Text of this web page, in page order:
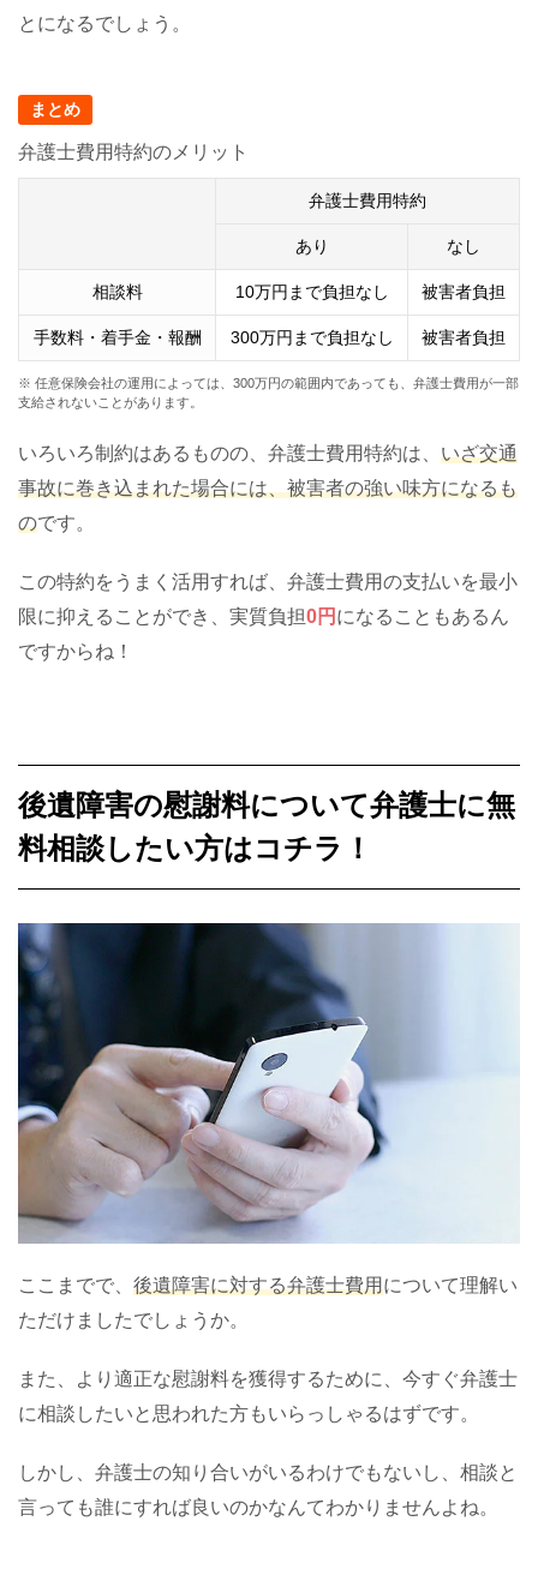
とになるでしょう。
まとめ
弁護士費用特約のメリット
弁護士費用特約
あり なし
相談料 10万円まで負担なし 被害者負担
手数料・着手金・報酬 300万円まで負担なし 被害者負担
※ 任意保険会社の運用によっては、300万円の範囲内であっても、弁護士費用が一部
支給されないことがあります。
いろいろ制約はあるものの、弁護士費用特約は、 いざ交通
事故に巻き込まれた場合には、被害者の強い味方になるも
のです。
この特約をうまく活用すれば、弁護士費用の支払いを最小
限に抑えることができ、実質負担0円 になることもあるん
ですからね！
後遺障害の慰謝料について弁護士に無
料相談したい方はコチラ！
ここまでで、 後遺障害に対する弁護士費用について理解い
ただけましたでしょうか。
また、より適正な慰謝料を獲得するために、今すぐ弁護士
に相談したいと思われた方もいらっしゃるはずです。
しかし、弁護士の知り合いがいるわけでもないし、相談と
言っても誰にすれば良いのかなんてわかりませんよね。